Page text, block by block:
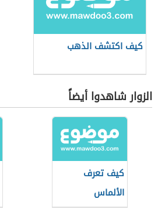
كيف اكتشف الذهب
الزوار شاهدوا أيضاً
كيف تعرف
الألماس